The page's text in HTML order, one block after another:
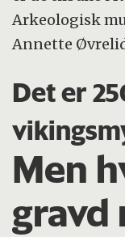
Arkeologisk
Annette
Det er
Men
gravd